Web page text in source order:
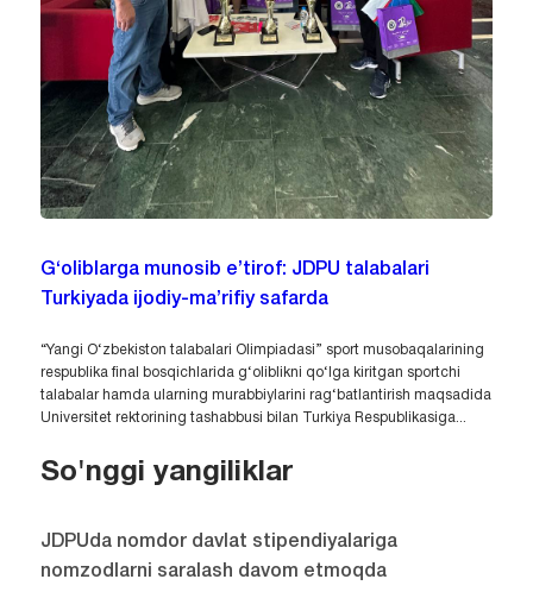
G‘oliblarga munosib e’tirof: JDPU talabalari
Turkiyada ijodiy-ma’rifiy safarda
“Yangi O‘zbekiston talabalari Olimpiadasi” sport musobaqalarining
respublika final bosqichlarida g‘oliblikni qo‘lga kiritgan sportchi
talabalar hamda ularning murabbiylarini rag‘batlantirish maqsadida
Universitet rektorining tashabbusi bilan Turkiya Respublikasiga...
So'nggi yangiliklar
JDPUda nomdor davlat stipendiyalariga
nomzodlarni saralash davom etmoqda